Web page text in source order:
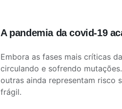
A pandemia da covid-19
Embora as fases mais críticas
circulando e sofrendo
outras ainda representam risco
frágil.